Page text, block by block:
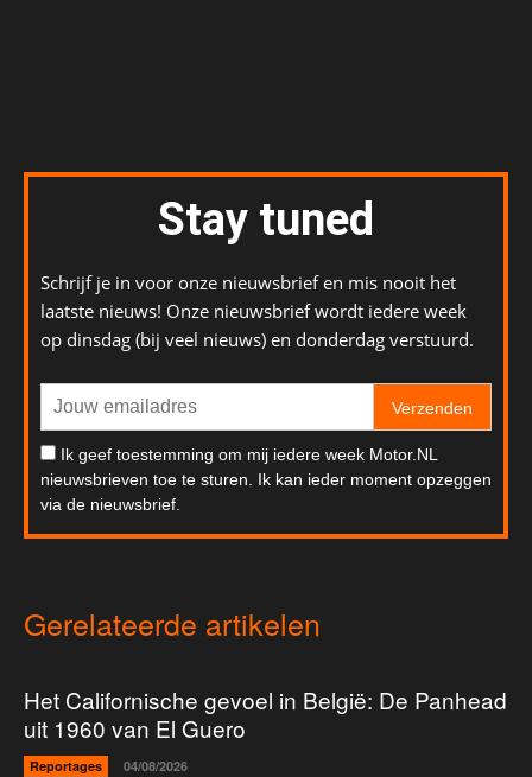
Stay tuned
Schrijf je in voor onze nieuwsbrief en mis nooit het
laatste nieuws! Onze nieuwsbrief wordt iedere week
op dinsdag (bij veel nieuws) en donderdag verstuurd.
Verzenden
Ik geef toestemming om mij iedere week Motor.NL
nieuwsbrieven toe te sturen. Ik kan ieder moment opzeggen
via de nieuwsbrief.
Gerelateerde artikelen
Het Californische gevoel in België: De Panhead
uit 1960 van El Guero
Reportages 04/08/2026